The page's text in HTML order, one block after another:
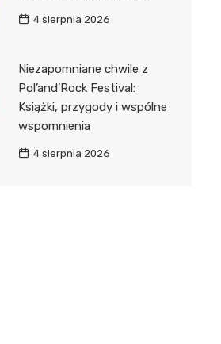
4 sierpnia 2026
Niezapomniane chwile z
Pol’and’Rock Festival:
Książki, przygody i wspólne
wspomnienia
4 sierpnia 2026